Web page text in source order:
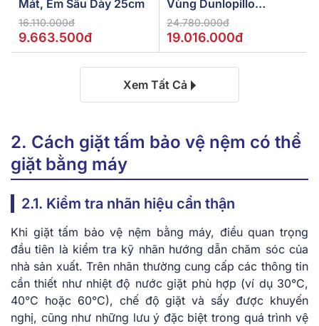
Mát, Êm Sâu Dày 25cm
16.110.000đ
9.663.500đ
Vùng Dunlopillo
De.Stress Powerful
24.780.000đ
19.016.000đ
Xem Tất Cả
2. Cách giặt tấm bảo vệ nệm có thể
giặt bằng máy
2.1. Kiểm tra nhãn hiệu cẩn thận
Khi giặt tấm bảo vệ nệm bằng máy, điều quan trọng
đầu tiên là kiểm tra kỹ nhãn hướng dẫn chăm sóc của
nhà sản xuất. Trên nhãn thường cung cấp các thông tin
cần thiết như nhiệt độ nước giặt phù hợp (ví dụ 30°C,
40°C hoặc 60°C), chế độ giặt và sấy được khuyến
nghị, cũng như những lưu ý đặc biệt trong quá trình vệ